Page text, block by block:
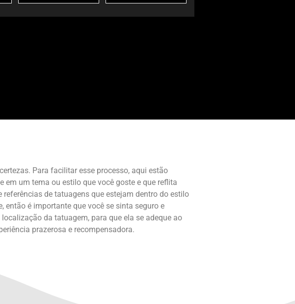
Para facilitar esse processo, aqui estão
um tema ou estilo que você goste e que reflita
de tatuagens que estejam dentro do estilo
então é importante que você se sinta seguro e
da tatuagem, para que ela se adeque ao
prazerosa e recompensadora.